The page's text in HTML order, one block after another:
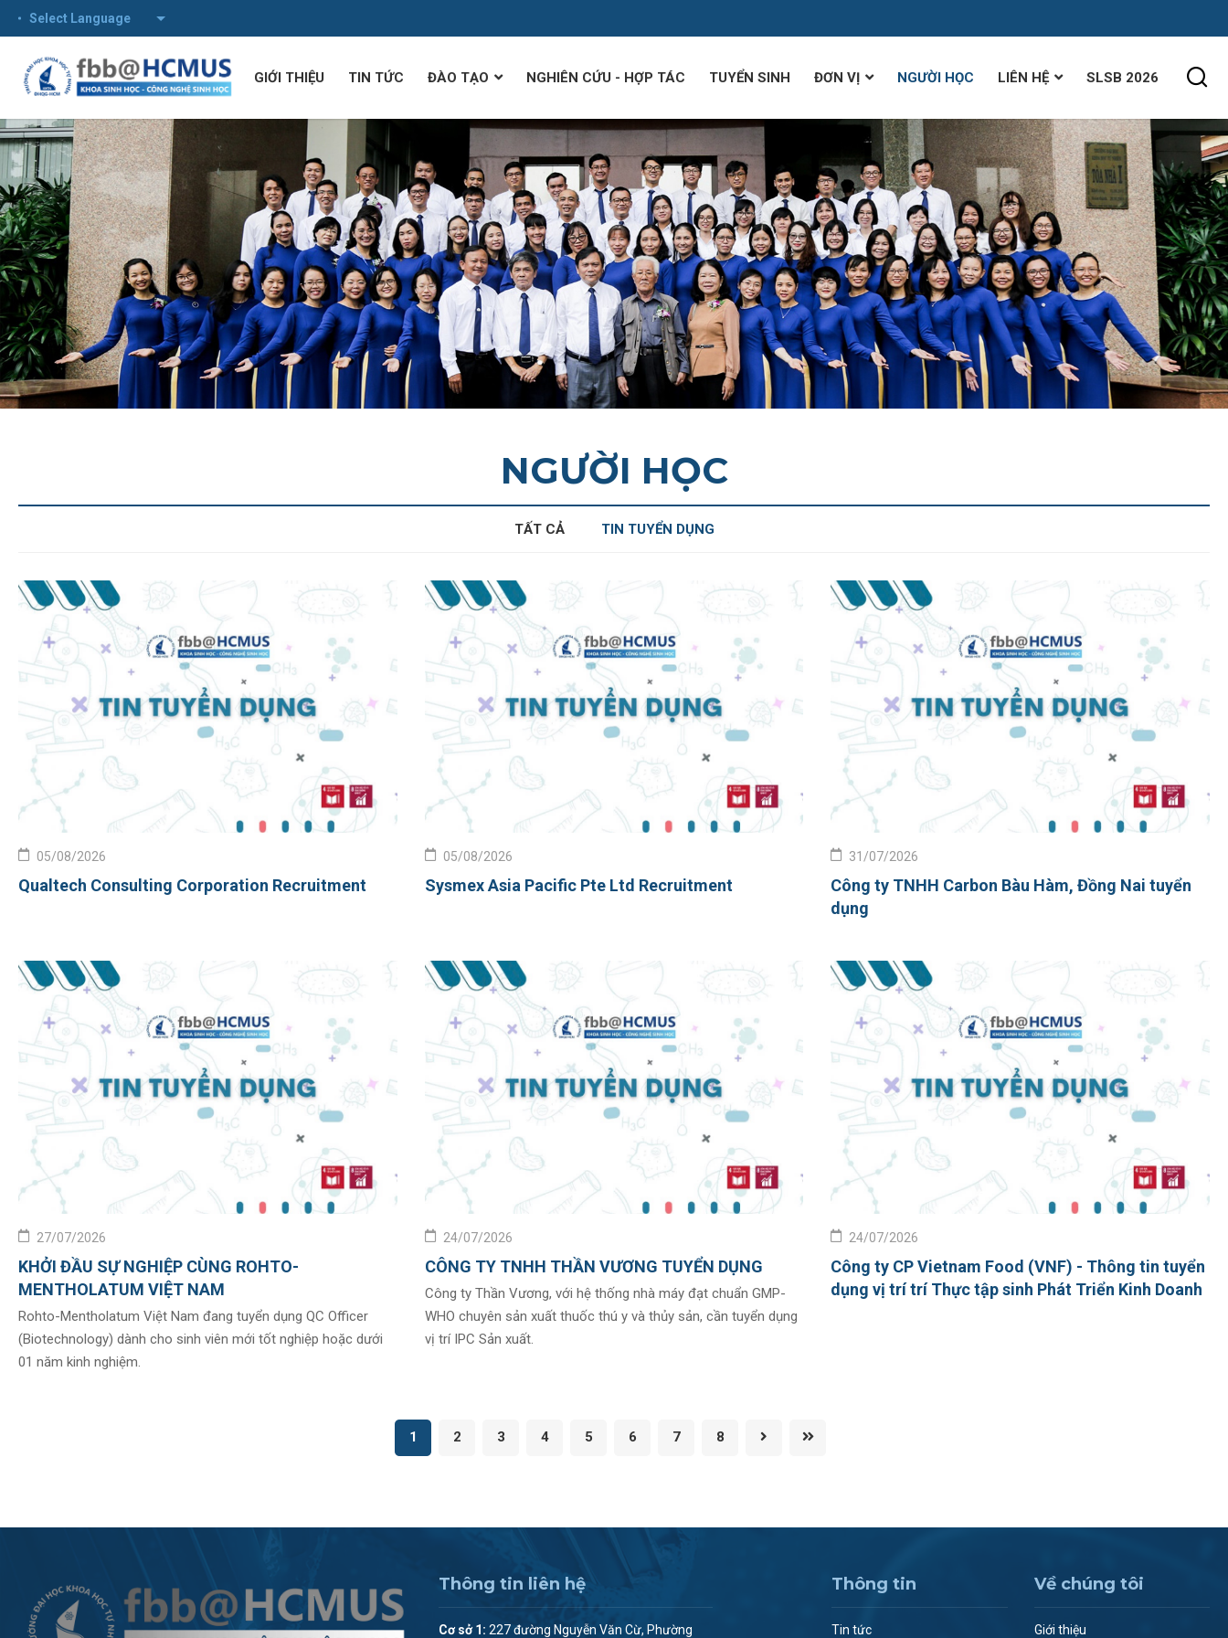
GIỚI THIỆU TIN TỨC ĐÀO TẠO
Đào tạo đại học
NGHIÊN CỨU - HỢP TÁC TUYỂN SINH ĐƠN VỊ NGƯỜI HỌC LIÊN HỆ SLSB 2026
NGƯỜI HỌC
TẤT CẢ TIN TUYỂN DỤNG
05/08/2026
Qualtech Consulting Corporation Recruitment
05/08/2026
Sysmex Asia Pacific Pte Ltd Recruitment
31/07/2026
Công ty TNHH Carbon Bàu Hàm, Đồng Nai tuyển
dụng
27/07/2026
KHỞI ĐẦU SỰ NGHIỆP CÙNG ROHTO-
MENTHOLATUM VIỆT NAM
Rohto-Mentholatum Việt Nam đang tuyển dụng QC Officer
(Biotechnology) dành cho sinh viên mới tốt nghiệp hoặc dưới
01 năm kinh nghiệm.
24/07/2026
CÔNG TY TNHH THẦN VƯƠNG TUYỂN DỤNG
Công ty Thần Vương, với hệ thống nhà máy đạt chuẩn GMP-
WHO chuyên sản xuất thuốc thú y và thủy sản, cần tuyển dụng
vị trí IPC Sản xuất.
24/07/2026
Công ty CP Vietnam Food (VNF) - Thông tin tuyển
dụng vị trí trí Thực tập sinh Phát Triển Kinh Doanh
1 2 3 4 5 6 7 8
Thông tin liên hệ
Cơ sở 1: 227 đường Nguyễn Văn Cừ, Phường
Thông tin
Tin tức
Về chúng tôi
Giới thiệu